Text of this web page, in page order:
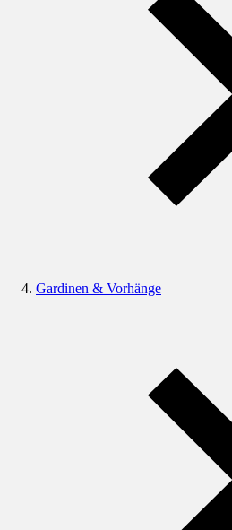
Gardinen & Vorhänge